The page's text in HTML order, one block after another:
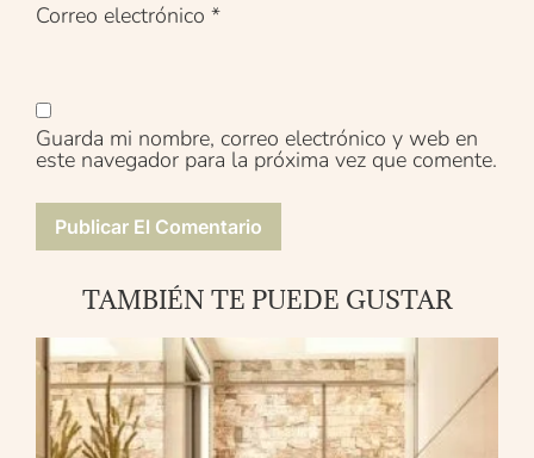
Correo electrónico *
Guarda mi nombre, correo electrónico y web en
este navegador para la próxima vez que comente.
TAMBIÉN TE PUEDE GUSTAR